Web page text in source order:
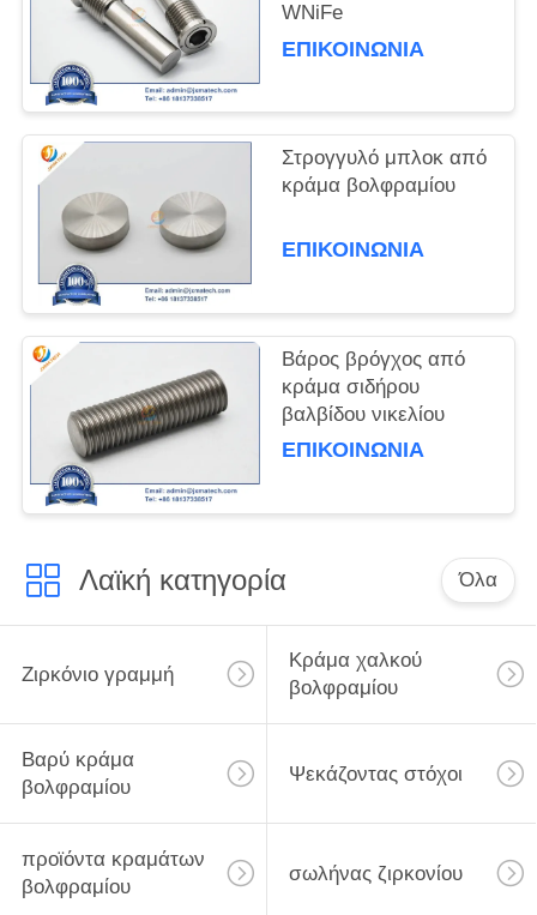
WNiFe
ΕΠΙΚΟΙΝΩΝΊΑ
Στρογγυλό μπλοκ από
κράμα βολφραμίου
ΕΠΙΚΟΙΝΩΝΊΑ
Βάρος βρόγχος από
κράμα σιδήρου
βαλβίδου νικελίου
ΕΠΙΚΟΙΝΩΝΊΑ
Λαϊκή κατηγορία Όλα
Ζιρκόνιο γραμμή
Κράμα χαλκού
βολφραμίου
Βαρύ κράμα
βολφραμίου
Ψεκάζοντας στόχοι
προϊόντα κραμάτων
βολφραμίου
σωλήνας ζιρκονίου